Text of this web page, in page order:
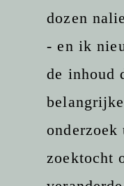
dozen
- en ik
de inhoud
zoektocht